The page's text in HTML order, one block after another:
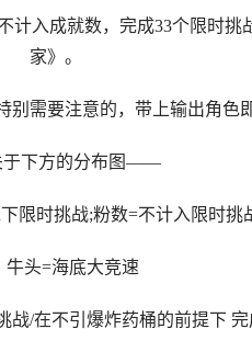
计入成就数，完成33个限时
家》。
别需要注意的，带上输出角色
于下方的分布图——
限时挑战;粉数=不计入限时挑
牛头=海底大竞速
战/在不引爆炸药桶的前提下